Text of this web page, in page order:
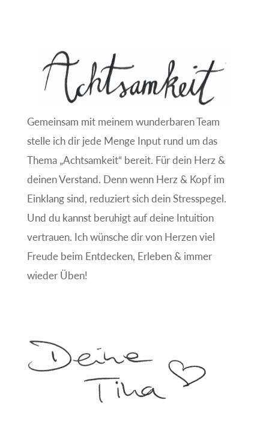
Gemeinsam mit meinem wunderbaren Team
stelle ich dir jede Menge Input rund um das
Thema „Achtsamkeit“ bereit. Für dein Herz &
deinen Verstand. Denn wenn Herz & Kopf im
Einklang sind, reduziert sich dein Stresspegel.
Und du kannst beruhigt auf deine Intuition
vertrauen. Ich wünsche dir von Herzen viel
Freude beim Entdecken, Erleben & immer
wieder Üben!